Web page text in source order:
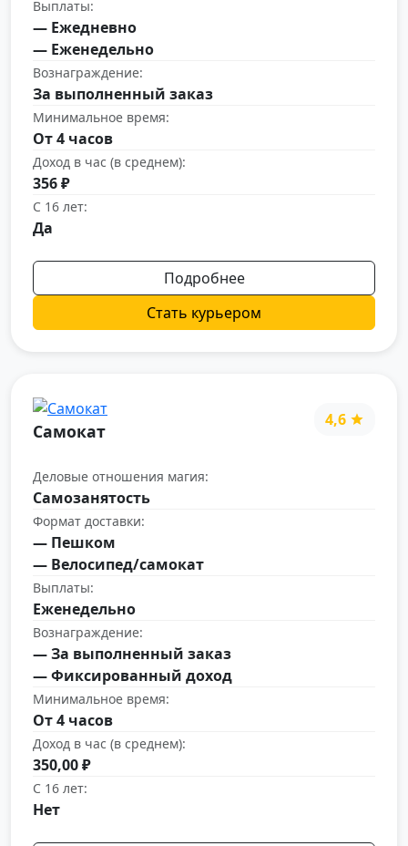
Выплаты:
— Ежедневно
— Еженедельно
Вознаграждение:
За выполненный заказ
Минимальное время:
От 4 часов
Доход в час (в среднем):
356 ₽
С 16 лет:
Да
Подробнее
Стать курьером
Самокат
4,6
Деловые отношения магия:
Самозанятость
Формат доставки:
— Пешком
— Велосипед/самокат
Выплаты:
Еженедельно
Вознаграждение:
— За выполненный заказ
— Фиксированный доход
Минимальное время:
От 4 часов
Доход в час (в среднем):
350,00 ₽
С 16 лет:
Нет